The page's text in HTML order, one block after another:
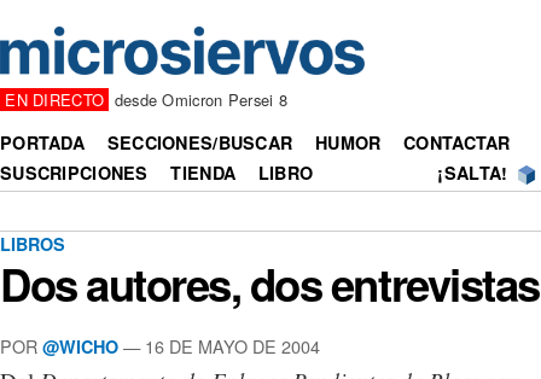
EN DIRECTO desde Omicron Persei 8
PORTADA SECCIONES/BUSCAR HUMOR
CONTACTAR
SUSCRIPCIONES
TIENDA LIBRO ¡SALTA!
LIBROS
Dos autores, dos entrevistas
POR @WICHO — 16 DE MAYO DE 2004